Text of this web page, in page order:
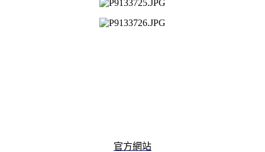
官方網站